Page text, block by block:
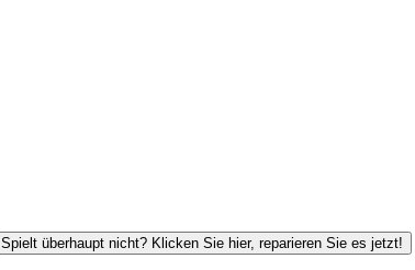
Spielt überhaupt nicht? Klicken Sie hier, reparieren Sie es jetzt!